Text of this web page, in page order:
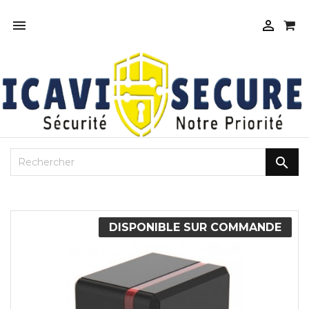
 

DISPONIBLE SUR COMMANDE